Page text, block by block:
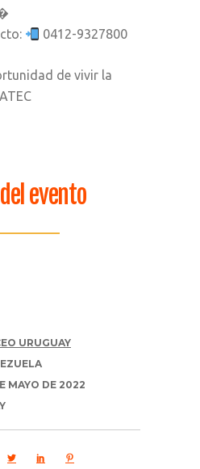
0412-9327800
de vivir la
evento
URUGUAY
MAYO DE 2022